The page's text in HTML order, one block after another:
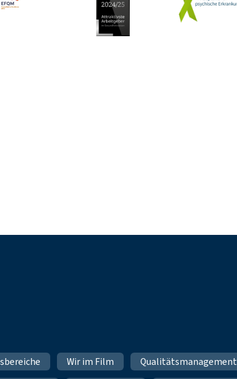
Wir im Film Qualitätsmanagement